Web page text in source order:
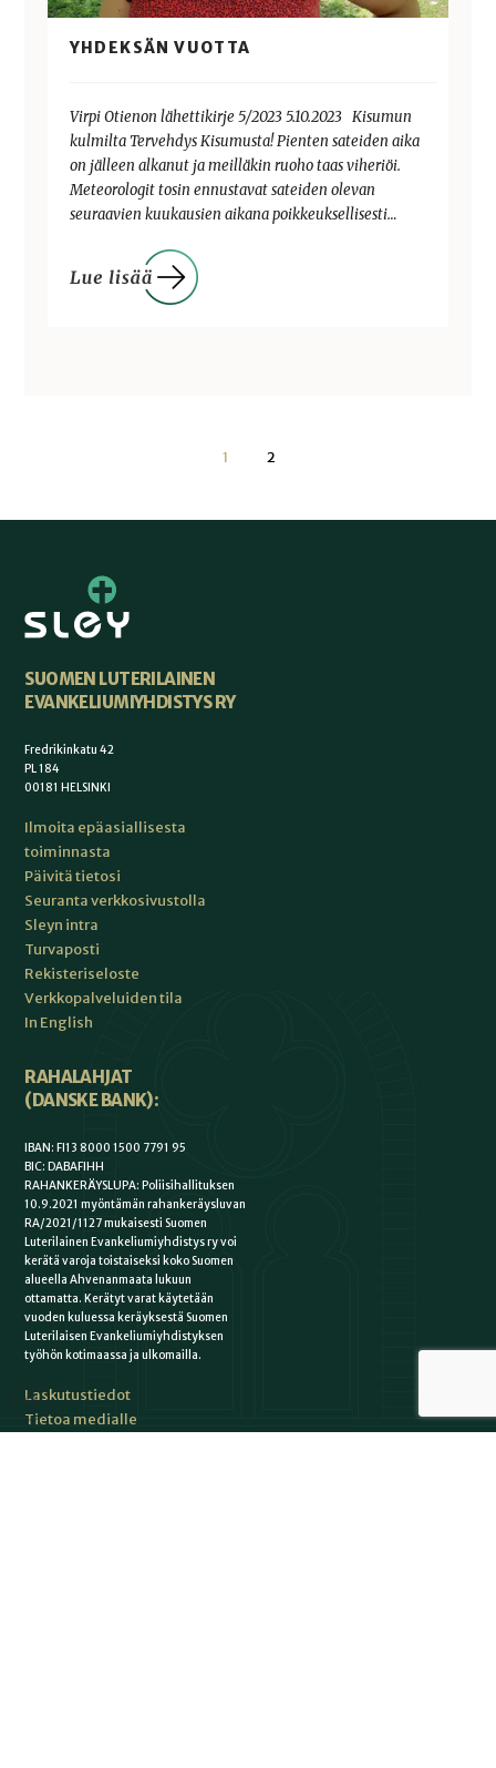
YHDEKSÄN VUOTTA
Virpi Otienon lähettikirje 5/2023 5.10.2023 Kisumun
kulmilta Tervehdys Kisumusta! Pienten sateiden aika
on jälleen alkanut ja meilläkin ruoho taas viheriöi.
Meteorologit tosin ennustavat sateiden olevan
seuraavien kuukausien aikana poikkeuksellisesti…
1 2
SUOMEN LUTERILAINEN
EVANKELIUMIYHDISTYS RY
Fredrikinkatu 42
PL 184
00181 HELSINKI
Ilmoita epäasiallisesta
toiminnasta
Päivitä tietosi
Seuranta verkkosivustolla
Sleyn intra
Turvaposti
Rekisteriseloste
Verkkopalveluiden tila
In English
RAHALAHJAT
(DANSKE BANK):
IBAN: FI13 8000 1500 7791 95
BIC: DABAFIHH
RAHANKERÄYSLUPA: Poliisihallituksen
10.9.2021 myöntämän rahankeräysluvan
RA/2021/1127 mukaisesti Suomen
Luterilainen Evankeliumiyhdistys ry voi
kerätä varoja toistaiseksi koko Suomen
alueella Ahvenanmaata lukuun
ottamatta. Kerätyt varat käytetään
vuoden kuluessa keräyksestä Suomen
Luterilaisen Evankeliumiyhdistyksen
työhön kotimaassa ja ulkomailla.
Laskutustiedot
Tietoa medialle